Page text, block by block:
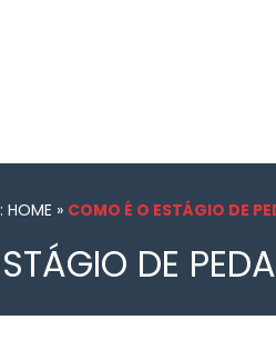
» COMO É O ESTÁGIO DE
DE